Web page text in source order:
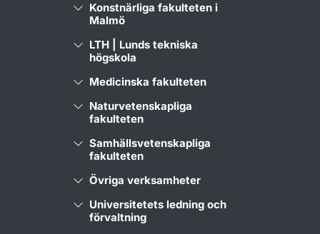
Konstnärliga fakulteten i
Malmö
LTH | Lunds tekniska
högskola
Medicinska fakulteten
Naturvetenskapliga
fakulteten
Samhällsvetenskapliga
fakulteten
Övriga verksamheter
Universitetets ledning och
förvaltning